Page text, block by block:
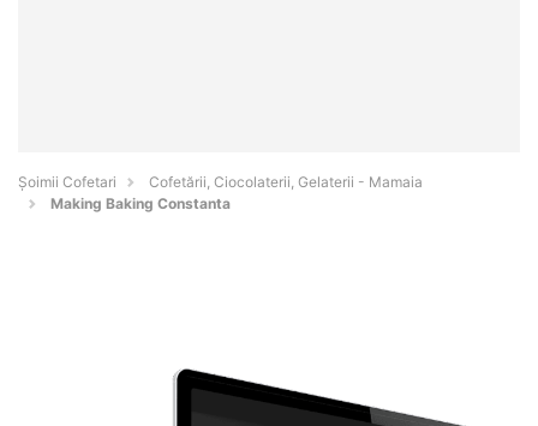
Șoimii Cofetari
Cofetării, Ciocolaterii, Gelaterii - Mamaia
Making Baking Constanta